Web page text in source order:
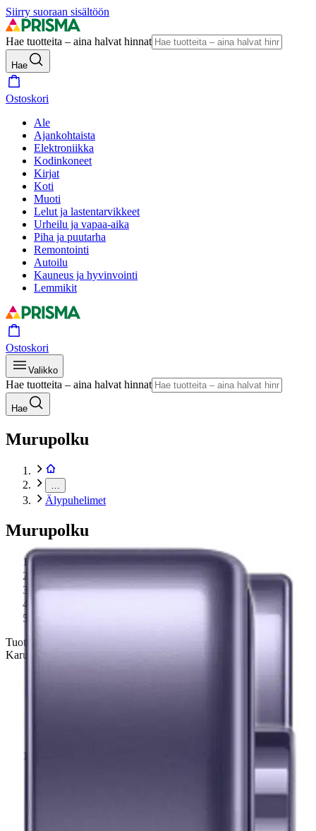
Siirry suoraan sisältöön
Hae tuotteita – aina halvat hinnat
Hae
Ostoskori
Ale
Ajankohtaista
Elektroniikka
Kodinkoneet
Kirjat
Koti
Muoti
Lelut ja lastentarvikkeet
Urheilu ja vapaa-aika
Piha ja puutarha
Remontointi
Autoilu
Kauneus ja hyvinvointi
Lemmikit
Ostoskori
Valikko
Hae tuotteita – aina halvat hinnat
Hae
Murupolku
Älypuhelimet
Murupolku
Elektroniikka
Puhelimet ja tarvikkeet
Tuotekuvat- ja videot
Karusellin pikakuvakkeet